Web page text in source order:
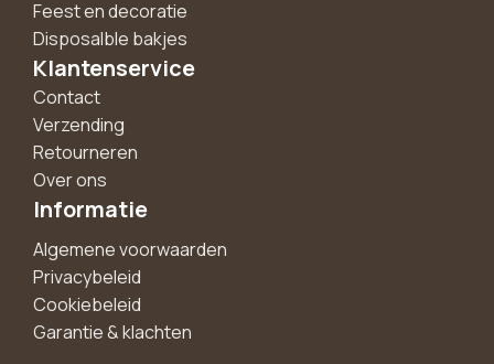
Feest en decoratie
Disposalble bakjes
Klantenservice
Contact
Verzending
Retourneren
Over ons
Informatie
Algemene voorwaarden
Privacybeleid
Cookiebeleid
Garantie & klachten